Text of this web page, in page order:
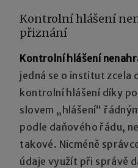
Kontrolní hlášení
přiznání
Kontrolní hlášení
jedná se o institut zcela
kontrolní hlášení díky
slovem „hlášení“
podle daňového řádu,
takové. Nicméně
údaje využít při správě